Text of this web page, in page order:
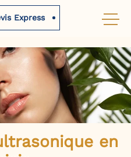
Express
en